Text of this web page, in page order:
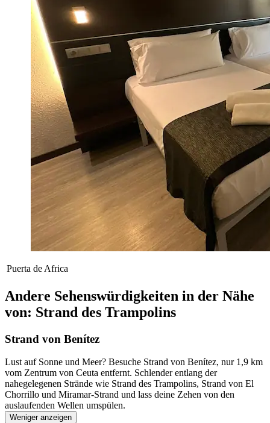
Puerta de Africa
Andere Sehenswürdigkeiten in der Nähe
von: Strand des Trampolins
Strand von Benítez
Lust auf Sonne und Meer? Besuche Strand von Benítez, nur 1,9 km
vom Zentrum von Ceuta entfernt. Schlender entlang der
nahegelegenen Strände wie Strand des Trampolins, Strand von El
Chorrillo und Miramar-Strand und lass deine Zehen von den
auslaufenden Wellen umspülen.
Weniger anzeigen